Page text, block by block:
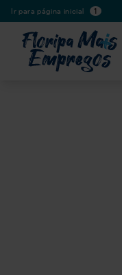
Ir para página inicial 1